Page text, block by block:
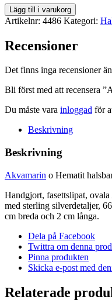
Akvamarin
o
halsband
-
mängd
Lägg till i varukorg
Artikelnr: 4486 Kategori:
Recensioner
Det finns inga recensioner
Bli först med att recensera
Du måste vara inloggad för
Beskrivning
Beskrivning
Akvamarin o Hematit
Handgjort, fasettslipat,
med sterling silverdetaljer,
cm breda och 2 cm långa.
Dela på Facebook
Twittra om denna
Pinna produkten
Skicka e-post med
Relaterade